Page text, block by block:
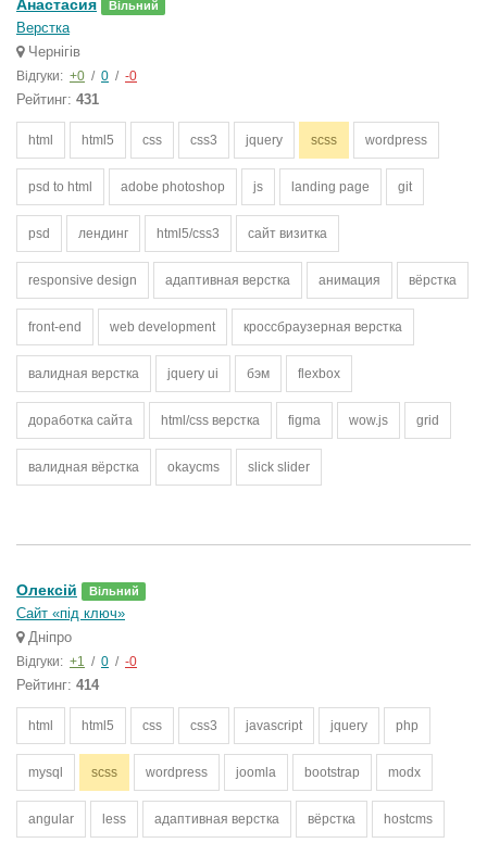
Анастасия Вільний
Верстка
Чернігів
Відгуки: +0 / 0 / -0
Рейтинг: 431
html html5 css css3 jquery scss wordpress
psd to html adobe photoshop js landing page git
psd лендинг html5/css3 сайт визитка
responsive design адаптивная верстка анимация вёрстка
front-end web development кроссбраузерная верстка
валидная верстка jquery ui бэм flexbox
доработка сайта html/css верстка figma wow.js grid
валидная вёрстка okaycms slick slider
Олексій Вільний
Сайт «під ключ»
Дніпро
Відгуки: +1 / 0 / -0
Рейтинг: 414
html html5 css css3 javascript jquery php
mysql scss wordpress joomla bootstrap modx
angular less адаптивная верстка вёрстка hostcms